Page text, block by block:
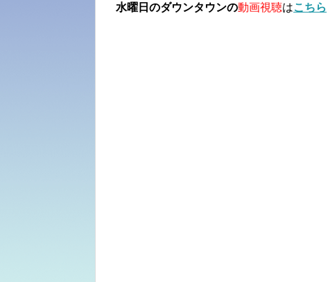
水曜日のダウンタウンの動画視聴はこちら